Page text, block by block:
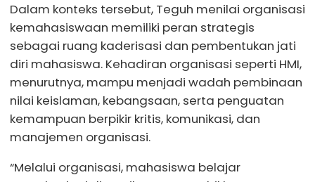
Dalam konteks tersebut, Teguh menilai organisasi
kemahasiswaan memiliki peran strategis
sebagai ruang kaderisasi dan pembentukan jati
diri mahasiswa. Kehadiran organisasi seperti HMI,
menurutnya, mampu menjadi wadah pembinaan
nilai keislaman, kebangsaan, serta penguatan
kemampuan berpikir kritis, komunikasi, dan
manajemen organisasi.
“Melalui organisasi, mahasiswa belajar